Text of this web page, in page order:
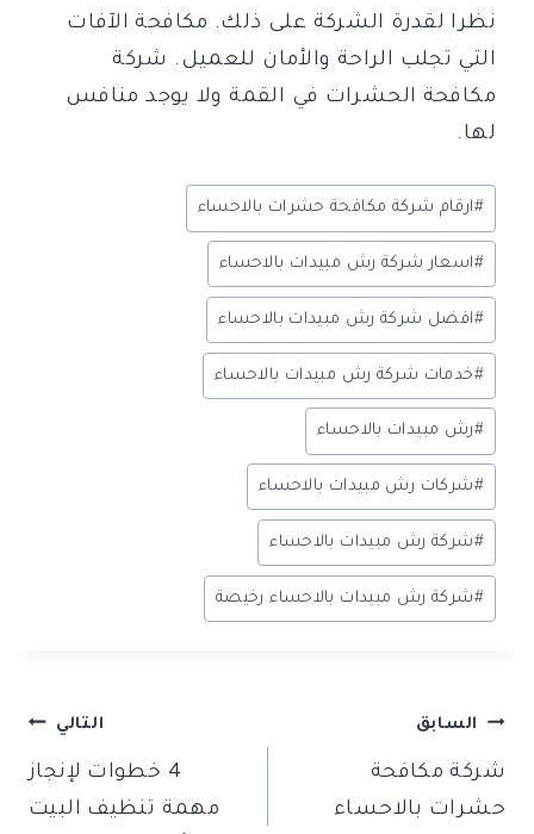
نظرا لقدرة الشركة على ذلك. مكافحة الآفات
التي تجلب الراحة والأمان للعميل. شركة
مكافحة الحشرات في القمة ولا يوجد منافس
لها.
وسوم
المقال:
#ارقام شركة مكافحة حشرات بالاحساء
#اسعار شركة رش مبيدات بالاحساء
#افضل شركة رش مبيدات بالاحساء
#خدمات شركة رش مبيدات بالاحساء
#رش مبيدات بالاحساء
#شركات رش مبيدات بالاحساء
#شركة رش مبيدات بالاحساء
#شركة رش مبيدات بالاحساء رخيصة
تصفّح
المقالات
السابق
شركة مكافحة
حشرات بالاحساء
التالي
4 خطوات لإنجاز
مهمة تنظيف البيت